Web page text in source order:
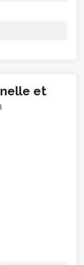
et